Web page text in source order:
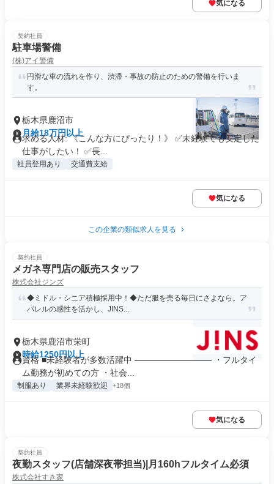
気になる
契約社員
駐車場警備
(株)アイ警備
円滑な車の流れを作り、渋滞・事故の防止のための警備を行いま
す。
栃木県鹿沼市
月給18万円以上
求める人材: 《こんな方にぴったり！》 ✅未経験でも安定した
仕事がしたい！ ✅長...
社員登用あり 交通費支給
気になる
この企業の類似求人を見る
契約社員
メガネ専門店の販売スタッフ
株式会社ジンズ
◆ミドル・シニア積極採用中！◆ただ服を売る毎日にさよなら。ア
パレルの感性を活かし、JINS...
栃木県鹿沼市栄町
時給1250円以上
資格 ■未経験者が多数活躍中 ――――――――― ・フルタイ
ム勤務が初めての方 ・社会...
制服あり 業界未経験歓迎 +18個
気になる
契約社員
夜勤スタッフ(店舗深夜帯担当)|月160hフルタイム必須
株式会社すき家